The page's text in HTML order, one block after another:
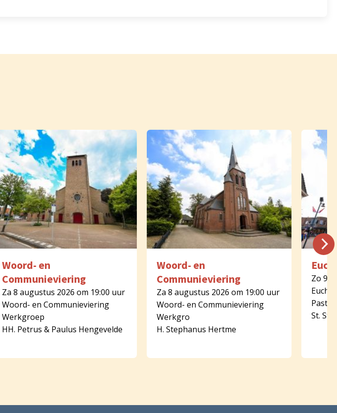
Woord- en
Communieviering
Za 8 augustus 2026 om 19:00 uur
Woord- en Communieviering
Werkgroep
HH. Petrus & Paulus Hengevelde
Woord- en
Communieviering
Za 8 augustus 2026 om 19:00 uur
Woord- en Communieviering
Werkgro
H. Stephanus Hertme
Zo 9
St.